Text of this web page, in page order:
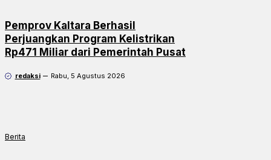
Pemprov Kaltara Berhasil
Perjuangkan Program Kelistrikan
Rp471 Miliar dari Pemerintah Pusat
redaksi Rabu, 5 Agustus 2026
Berita